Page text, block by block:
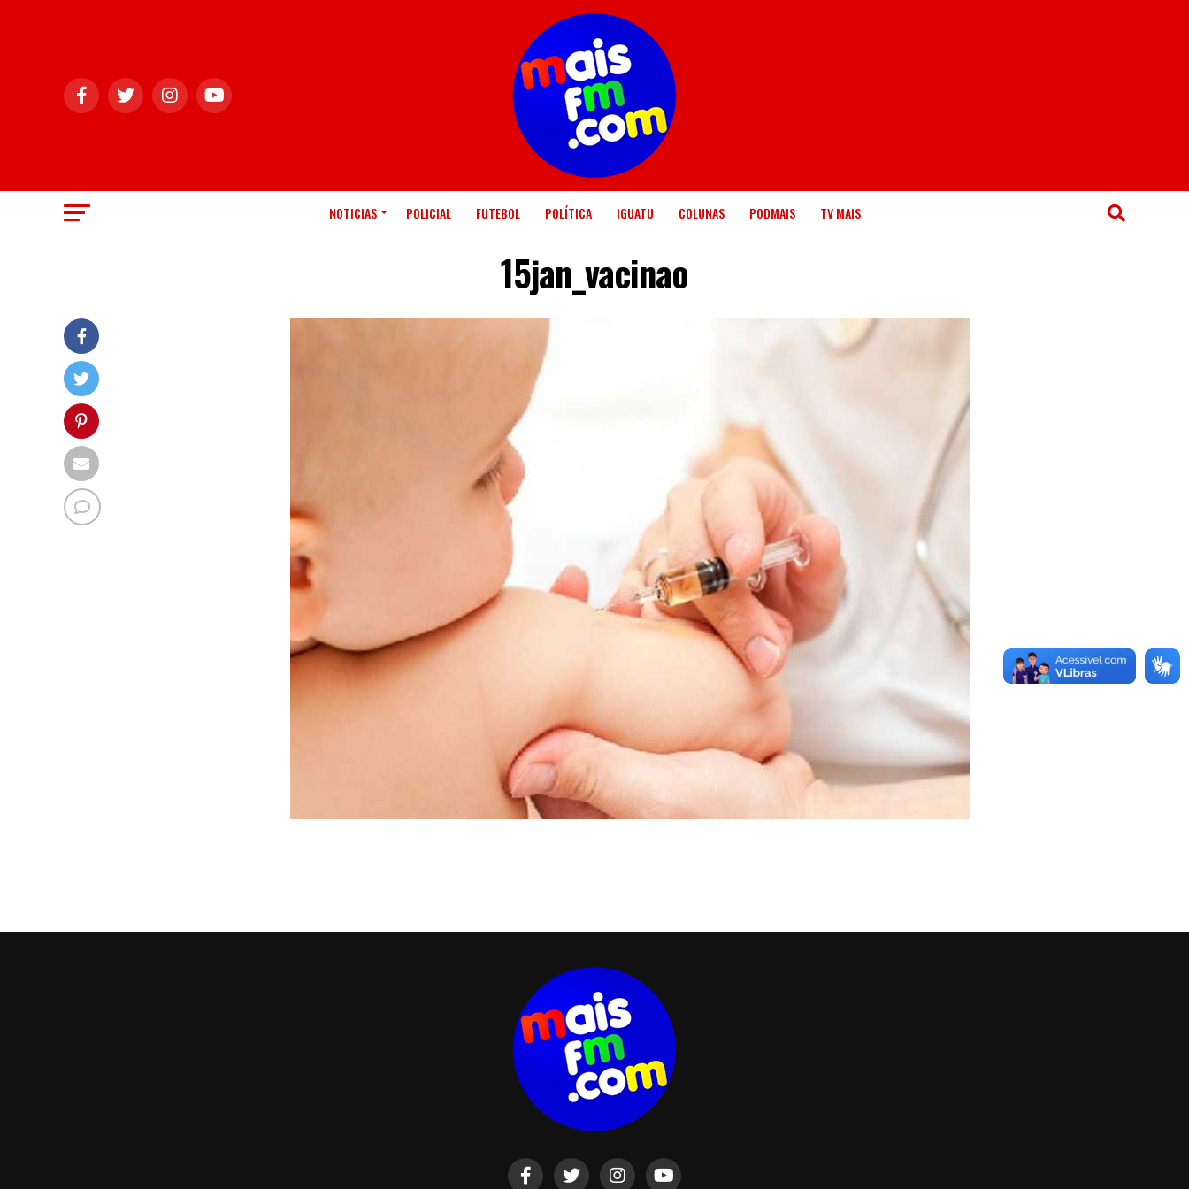
NOTICIAS POLICIAL FUTEBOL POLÍTICA IGUATU COLUNAS PODMAIS TV MAIS
15jan_vacinao